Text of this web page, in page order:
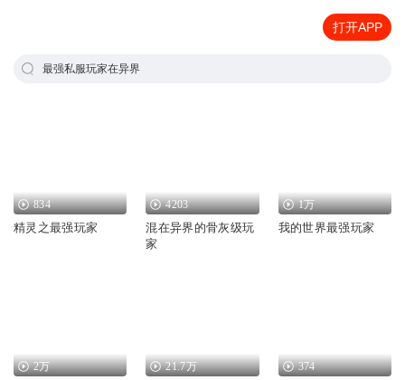
打开APP
最强私服玩家在异界
834
精灵之最强玩家
4203
混在异界的骨灰级玩
家
1万
我的世界最强玩家
2万 21.7万 374